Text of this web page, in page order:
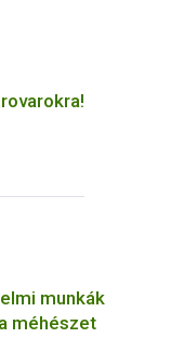
munkák
méhészet